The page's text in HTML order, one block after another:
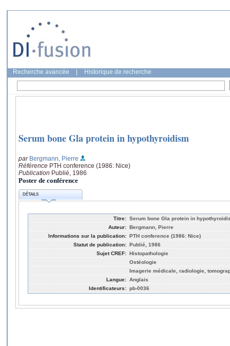
Recherche avancée Historique de recherche
Serum bone Gla protein in hypothyroidism
par Bergmann, Pierre
Référence PTH conference (1986: Nice)
Publication Publié, 1986
Poster de conférence
DÉTAILS
Titre: Serum bone Gla protein in
Auteur: Bergmann, Pierre
Informations sur la publication: PTH conference (1986: Nice)
Statut de publication: Publié, 1986
Sujet CREF: Histopathologie
Ostéologie
Imagerie médicale, radiologie,
Langue: Anglais
Identificateurs: pb-0036